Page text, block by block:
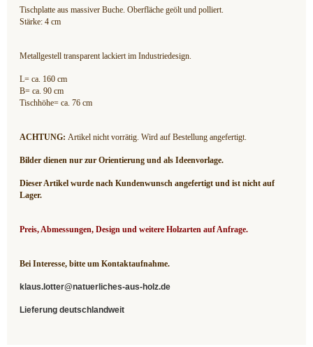
Tischplatte aus massiver Buche. Oberfläche geölt und polliert.
Stärke: 4 cm
Metallgestell transparent lackiert im Industriedesign.
L= ca. 160 cm
B= ca. 90 cm
Tischhöhe= ca. 76 cm
ACHTUNG: Artikel nicht vorrätig. Wird auf Bestellung angefertigt.
Bilder dienen nur zur Orientierung und als Ideenvorlage.
Dieser Artikel wurde nach Kundenwunsch angefertigt und ist nicht auf
Lager.
Preis, Abmessungen, Design und weitere Holzarten auf Anfrage.
Bei Interesse, bitte um Kontaktaufnahme.
klaus.lotter@natuerliches-aus-holz.de
Lieferung deutschlandweit